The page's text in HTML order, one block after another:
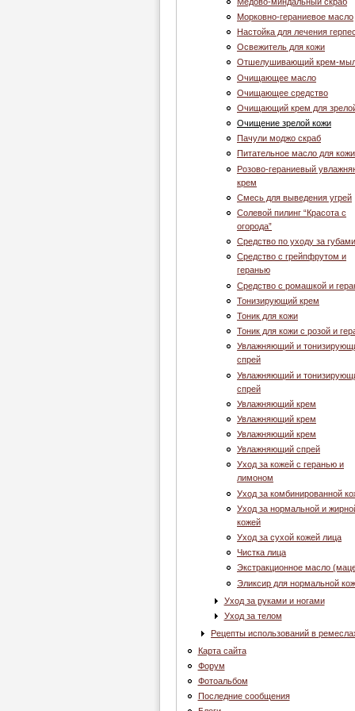
Морковно-гераниевое масло
Настойка для лечения
Освежитель для кожи
Отшелушивающий крем-
Очищающее масло
Очищающее средство
Очищающий крем для
Очищение зрелой кожи
Пачули моджо скраб
Питательное масло для кожи
Розово-гераниевый
крем
Смесь для выведения угрей
Солевой пилинг “Красота с
огорода”
Средство по уходу за губами
Средство с грейпфрутом и
геранью
Средство с ромашкой и
Тонизирующий крем
Тоник для кожи
Тоник для кожи с розой и
Увлажняющий и
спрей
Увлажняющий и
спрей
Увлажняющий крем
Увлажняющий крем
Увлажняющий крем
Увлажняющий спрей
Уход за кожей с геранью и
лимоном
Уход за комбинированной
Уход за нормальной и
кожей
Уход за сухой кожей лица
Чистка лица
Экстракционное масло
Эликсир для нормальной
Уход за руками и ногами
Уход за телом
Рецепты использований в
Карта сайта
Форум
Фотоальбом
Последние сообщения